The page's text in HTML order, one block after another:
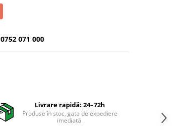
0752 071 000
Livrare rapidă: 24–72h
Produse în stoc, gata de expediere
imediată.